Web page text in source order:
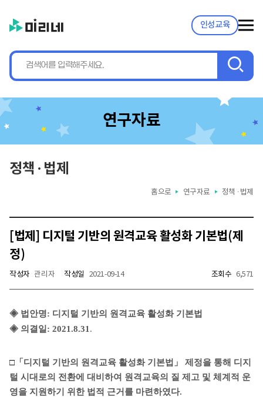
인성교육
연구자료
정책 ∙ 법제
홈으로 ▶ 연구자료 ▶ 정책 ∙ 법제
[법제] 디지털 기반의 원격교육 활성화 기본법(제
정)
작성자 관리자 작성일 2021-09-14 조회수 6,571
◈ 법안명: 디지털 기반의 원격교육 활성화 기본법
◈ 의결일: 2021.8.31 .
□ 「디지털 기반의 원격교육 활성화 기본법」 제정을 통해 디지
털 시대로의 전환에 대비하여 원격교육의 질 제고 및 체계적 운
영을 지원하기 위한 법적 근거를 마련하였다.